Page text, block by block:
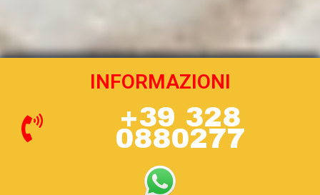
INFORMAZIONI
+39 328
0880277